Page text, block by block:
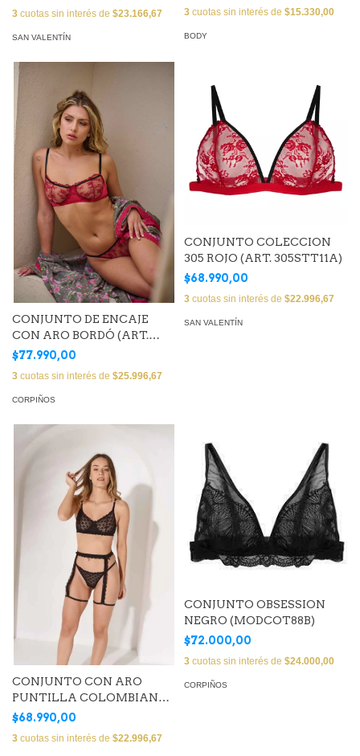
3 cuotas sin interés de $23.166,67
SAN VALENTÍN
3 cuotas sin interés de $15.330,00
BODY
CONJUNTO DE ENCAJE
CON ARO BORDÓ (ART.
LFLSTR15A)
$77.990,00
3 cuotas sin interés de $25.996,67
CORPIÑOS
CONJUNTO COLECCION
305 ROJO (ART. 305STT11A)
$68.990,00
3 cuotas sin interés de $22.996,67
SAN VALENTÍN
CONJUNTO CON ARO
PUNTILLA COLOMBIANA
(Art. EMMASTR02)
$68.990,00
3 cuotas sin interés de $22.996,67
CONJUNTO OBSESSION
NEGRO (MODCOT88B)
$72.000,00
3 cuotas sin interés de $24.000,00
CORPIÑOS